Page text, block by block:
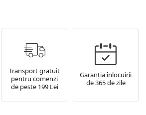
Transport gratuit
pentru comenzi
de peste 199 Lei
Garanția înlocuirii
de 365 de zile